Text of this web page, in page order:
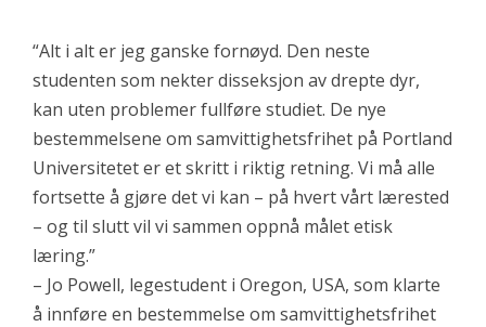
“Alt i alt er jeg ganske fornøyd. Den neste
studenten som nekter disseksjon av drepte dyr,
kan uten problemer fullføre studiet. De nye
bestemmelsene om samvittighetsfrihet på Portland
Universitetet er et skritt i riktig retning. Vi må alle
fortsette å gjøre det vi kan – på hvert vårt lærested
– og til slutt vil vi sammen oppnå målet etisk
læring.”
– Jo Powell, legestudent i Oregon, USA, som klarte
å innføre en bestemmelse om samvittighetsfrihet